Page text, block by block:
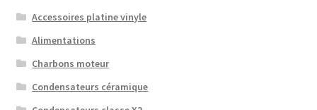
Accessoires platine vinyle
Alimentations
Charbons moteur
Condensateurs céramique